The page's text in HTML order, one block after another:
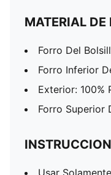
MATERIAL
Forro Del
Forro Inferior
Exterior: 100%
Forro Superior
Usar